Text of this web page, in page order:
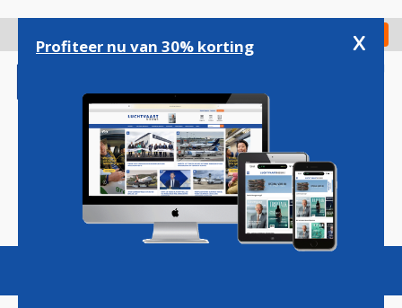
gaan
Check in
Magazine Podcasts Vacatures
Profiteer nu van 30% korting x